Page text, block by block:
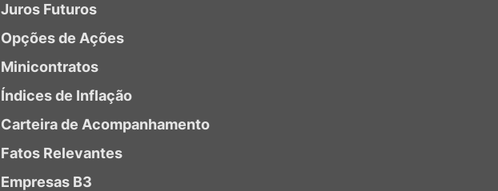
Juros Futuros
Opções de Ações
Minicontratos
Índices de Inflação
Carteira de Acompanhamento
Fatos Relevantes
Empresas B3